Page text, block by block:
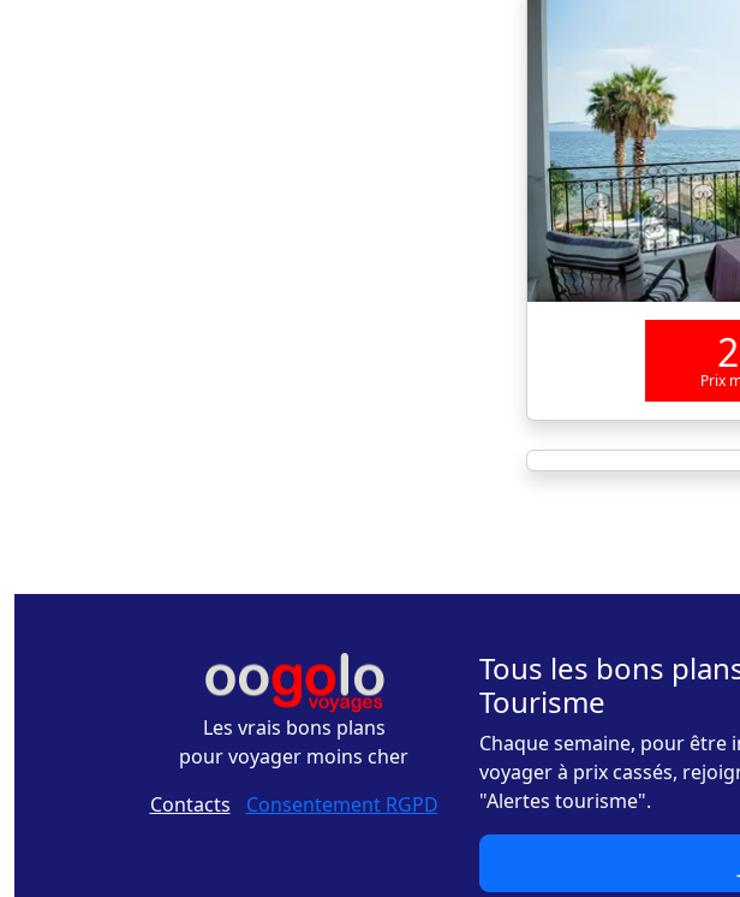
Prix
Les vrais bons plans
pour voyager moins cher
Contacts - Consentement RGPD
Tous les bons
Tourisme
Chaque semaine, pour être
voyager à prix cassés,
"Alertes tourisme".